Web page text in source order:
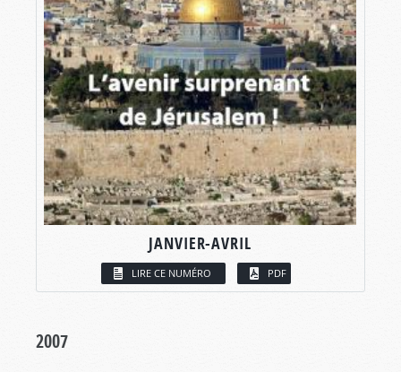
JANVIER-AVRIL
LIRE CE NUMÉRO PDF
2007